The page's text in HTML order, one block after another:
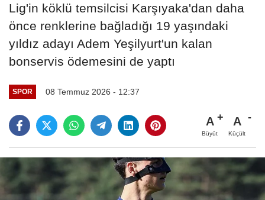
Lig'in köklü temsilcisi Karşıyaka'dan daha
önce renklerine bağladığı 19 yaşındaki
yıldız adayı Adem Yeşilyurt'un kalan
bonservis ödemesini de yaptı
SPOR 08 Temmuz 2026 - 12:37
A
Büyüt
A
Küçült